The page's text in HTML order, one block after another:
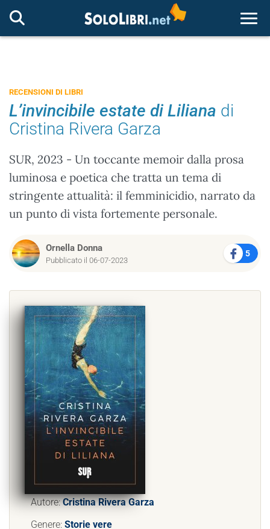
RECENSIONI DI LIBRI
L’invincibile estate di Liliana di
Cristina Rivera Garza
SUR, 2023 - Un toccante memoir dalla prosa
luminosa e poetica che tratta un tema di
stringente attualità: il femminicidio, narrato da
un punto di vista fortemente personale.
Ornella Donna
Pubblicato il 06-07-2023
5
Autore:Cristina Rivera Garza
Genere: Storie vere